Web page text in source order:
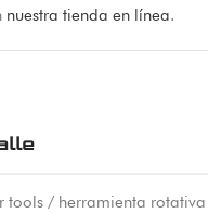
nuestra tienda en línea.
tools / herramienta rotativa